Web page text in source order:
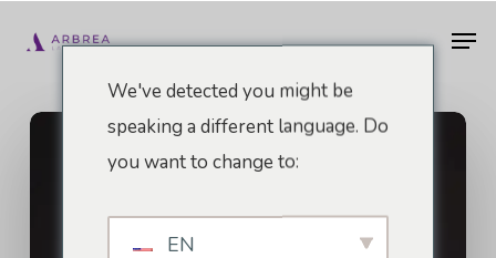
para
conteúdo
We've detected you might be
speaking a different language. Do
you want to change to:
EN